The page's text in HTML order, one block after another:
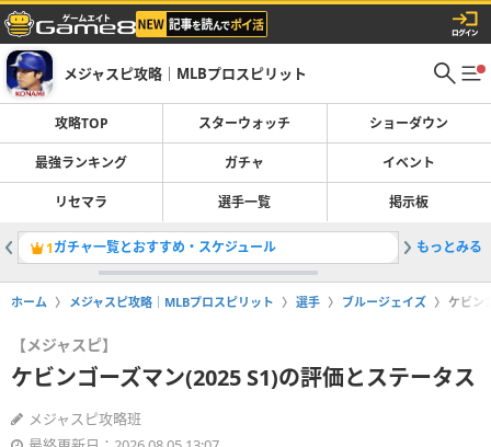
メジャスピ攻略｜MLBプロスピリット
攻略TOP スターウォッチ ショーダウン
最強ランキング ガチャ イベント
リセマラ 選手一覧 掲示板
1ガチャ一覧とおすすめ・スケジュール 2レジェ
もっとみる
ホーム メジャスピ攻略｜MLBプロスピリット 選手 ブルージェイズ ケビン
【メジャスピ】
ケビンゴーズマン(2025 S1)の評価とステータス
メジャスピ攻略班